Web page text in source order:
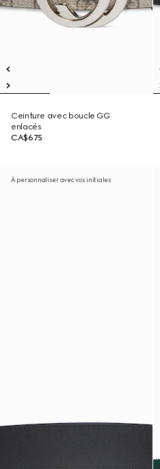
Ceinture avec boucle GG
enlacés
CA$675
À personnaliser avec vos initiales